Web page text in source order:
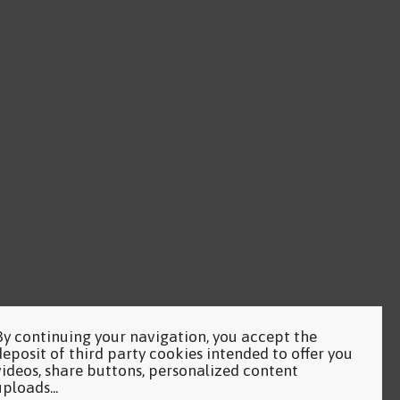
continuing your navigation, you accept the
of third party cookies intended to offer you
share buttons, personalized content